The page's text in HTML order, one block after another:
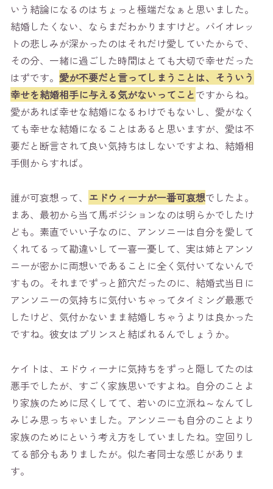
いう結論になるのはちょっと極端だなぁと思いました。
結婚したくない、ならまだわかりますけど。バイオレッ
トの悲しみが深かったのはそれだけ愛していたからで、
その分、一緒に過ごした時間はとても大切で幸せだった
はずです。 愛が不要だと言ってしまうことは、そういう
幸せを結婚相手に与える気がないってことですからね。
愛があれば幸せな結婚になるわけでもないし、愛がなく
ても幸せな結婚になることはあると思いますが、愛は不
要だと断言されて良い気持ちはしないですよね、結婚相
手側からすれば。
誰が可哀想って、 エドウィーナが一番可哀想でしたよ。
まあ、最初から当て馬ポジションなのは明らかでしたけ
ども。素直でいい子なのに、アンソニーは自分を愛して
くれてるって勘違いして一喜一憂して、実は姉とアンソ
ニーが密かに両想いであることに全く気付いてないんで
すもの。それまでずっと節穴だったのに、結婚式当日に
アンソニーの気持ちに気付いちゃってタイミング最悪で
したけど、気付かないまま結婚しちゃうよりは良かった
ですね。彼女はプリンスと結ばれるんでしょうか。
ケイトは、エドウィーナに気持ちをずっと隠してたのは
悪手でしたが、すごく家族思いですよね。自分のことよ
り家族のために尽くしてて、若いのに立派ね～なんてし
みじみ思っちゃいました。アンソニーも自分のことより
家族のためにという考え方をしていましたね。空回りし
てる部分もありましたが。似た者同士な感じがありま
す。